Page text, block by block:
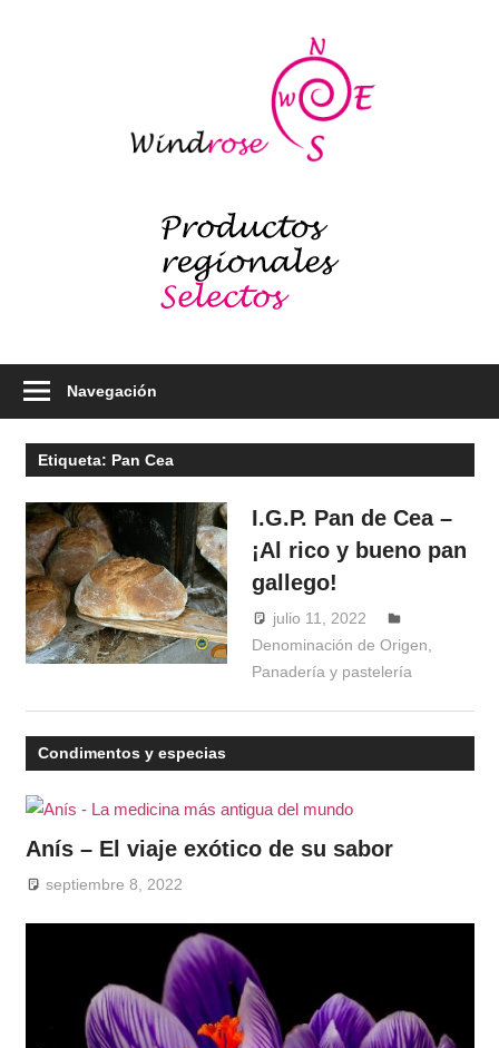
Navegación
Etiqueta: Pan Cea
I.G.P. Pan de Cea –
¡Al rico y bueno pan
gallego!
julio 11, 2022
Denominación de Origen,
Panadería y pastelería
Condimentos y especias
Anís – El viaje exótico de su sabor
septiembre 8, 2022